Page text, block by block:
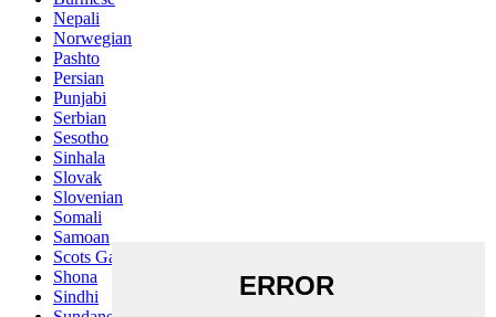
Nepali
Norwegian
Pashto
Persian
Punjabi
Serbian
Sesotho
Sinhala
Slovak
Slovenian
Somali
Samoan
Scots Gaelic
Shona
Sindhi